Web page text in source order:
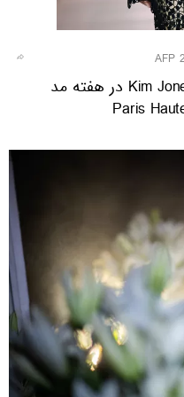
مدل در حال نمایش کلکسیون Kim Jones در هفته مد